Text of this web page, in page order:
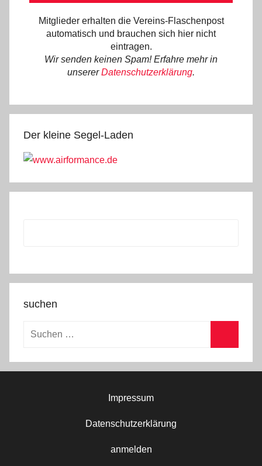
Mitglieder erhalten die Vereins-Flaschenpost
automatisch und brauchen sich hier nicht
eintragen.
Wir senden keinen Spam! Erfahre mehr in
unsererDatenschutzerklärung.
Der kleine Segel-Laden
suchen
Suchen
Impressum
Datenschutzerklärung
anmelden